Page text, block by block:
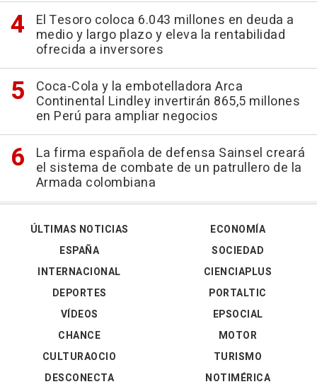
El Tesoro coloca 6.043 millones en deuda a
medio y largo plazo y eleva la rentabilidad
ofrecida a inversores
Coca-Cola y la embotelladora Arca
Continental Lindley invertirán 865,5 millones
en Perú para ampliar negocios
La firma española de defensa Sainsel creará
el sistema de combate de un patrullero de la
Armada colombiana
ÚLTIMAS NOTICIAS
ESPAÑA
INTERNACIONAL
DEPORTES
VÍDEOS
ECONOMÍA
SOCIEDAD
CIENCIAPLUS
PORTALTIC
EPSOCIAL
CHANCE
CULTURAOCIO
DESCONECTA
MOTOR
TURISMO
NOTIMÉRICA